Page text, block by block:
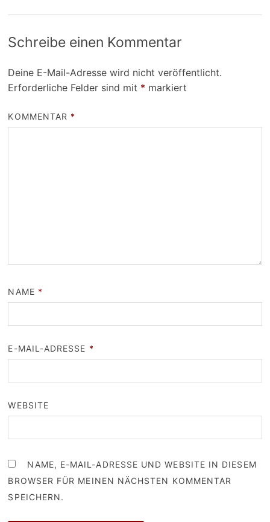
Schreibe einen Kommentar
Deine E-Mail-Adresse wird nicht veröffentlicht.
Erforderliche Felder sind mit * markiert
KOMMENTAR *
NAME *
E-MAIL-ADRESSE *
WEBSITE
NAME, E-MAIL-ADRESSE UND WEBSITE IN DIESEM
BROWSER FÜR MEINEN NÄCHSTEN KOMMENTAR
SPEICHERN.